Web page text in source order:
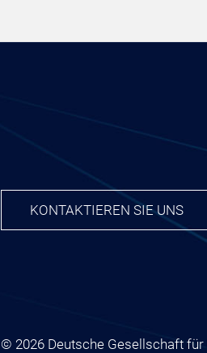
KONTAKTIEREN SIE UNS
© 2026 Deutsche Gesellschaft